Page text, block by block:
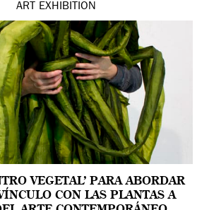
ART EXHIBITION
VEGETAL’ PARA ABORDAR
CON LAS PLANTAS A